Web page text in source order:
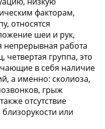
факторам,
относятся
шеи и рук,
непрерывная работа
группа, это
в себя наличие
а именно: сколиоза,
грыж
отсутствие
или